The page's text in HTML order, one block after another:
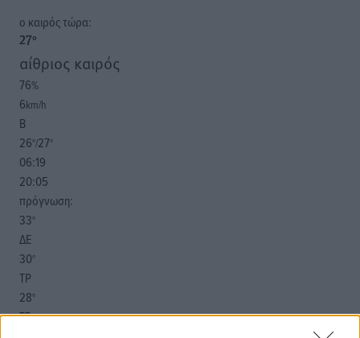
o καιρός τώρα:
27°
αίθριος καιρός
76%
6km/h
Β
26°/27°
06:19
20:05
πρόγνωση:
33°
ΔΕ
30°
ΤΡ
28°
ΤΕ